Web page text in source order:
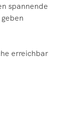
spannende
erreichbar